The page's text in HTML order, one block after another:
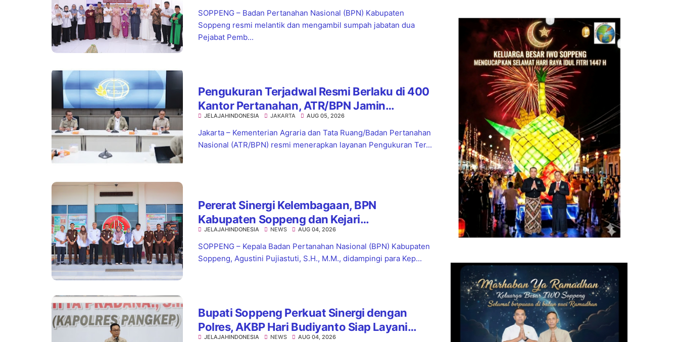
SOPPENG – Badan Pertanahan Nasional (BPN) Kabupaten
Soppeng resmi melantik dan mengambil sumpah jabatan dua
Pejabat Pemb...
Pengukuran Terjadwal Resmi Berlaku di 400
Kantor Pertanahan, ATR/BPN Jamin
Kepastian Layanan Maksimal 7 Hari
JELAJAHINDONESIA JAKARTA AUG 05, 2026
Jakarta – Kementerian Agraria dan Tata Ruang/Badan Pertanahan
Nasional (ATR/BPN) resmi menerapkan layanan Pengukuran Ter...
Pererat Sinergi Kelembagaan, BPN
Kabupaten Soppeng dan Kejari
Watansoppeng Perkuat Koordinasi
Pelayanan Pertanahan
JELAJAHINDONESIA NEWS AUG 04, 2026
SOPPENG – Kepala Badan Pertanahan Nasional (BPN) Kabupaten
Soppeng, Agustini Pujiastuti, S.H., M.M., didampingi para Kep...
Bupati Soppeng Perkuat Sinergi dengan
Polres, AKBP Hari Budiyanto Siap Layani
JELAJAHINDONESIA NEWS AUG 04, 2026